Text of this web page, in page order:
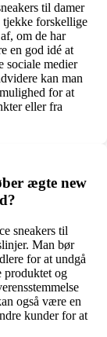
til damer
forskellige
om de har
en god idé at
sociale medier
kan man
for at
eller fra
ægte new
sneakers til
Man bør
for at undgå
produktet og
også være en
kunder for at